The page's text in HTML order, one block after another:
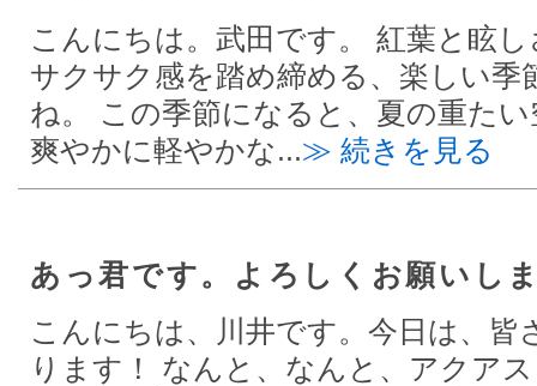
こんにちは。武田です。 紅葉と眩
サクサク感を踏め締める、楽しい季
ね。 この季節になると、夏の重た
爽やかに軽やかな...≫ 続きを見る
あっ君です。よろしくお願いし
こんにちは、川井です。今日は、皆
ります！ なんと、なんと、アクア